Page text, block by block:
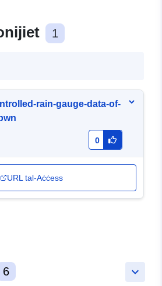
1
rain-gauge-data-of-
0
URL tal-Aċċess
keyboard_arrow_down
6